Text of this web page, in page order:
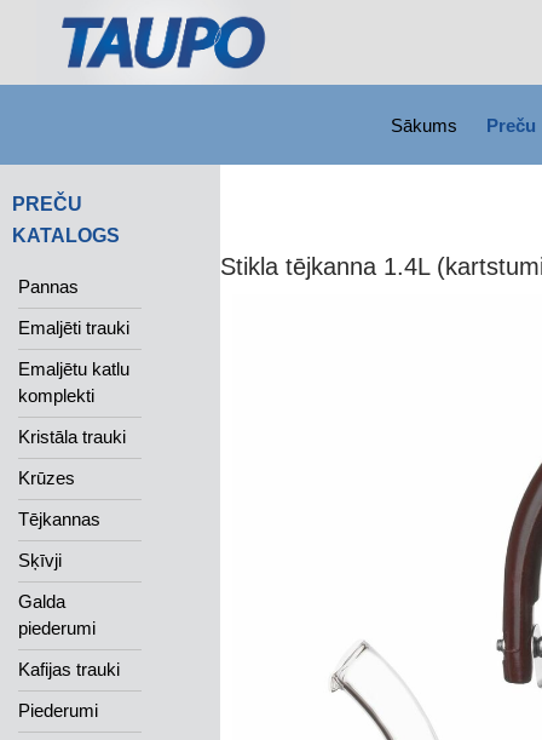
Sākums Preču
Stikla tējkanna 1.4L
PREČU
KATALOGS
Pannas
Emaljēti trauki
Emaljētu katlu
komplekti
Kristāla trauki
Krūzes
Tējkannas
Sķīvji
Galda
piederumi
Kafijas trauki
Piederumi